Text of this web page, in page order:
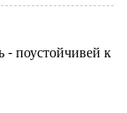
- поустойчивей к